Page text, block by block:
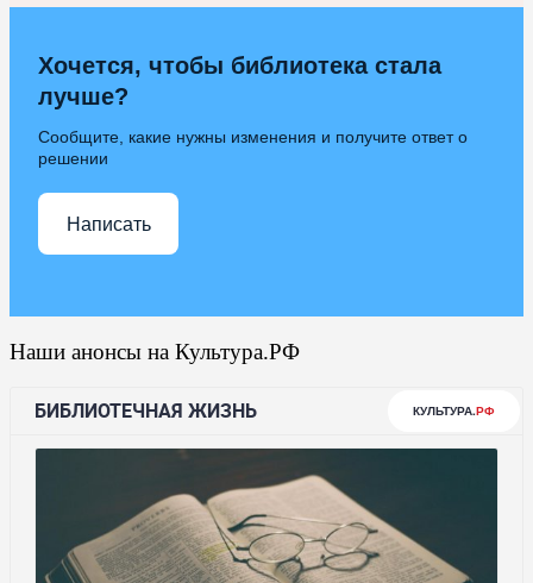
Хочется, чтобы библиотека стала
лучше?
Сообщите, какие нужны изменения и получите ответ о
решении
Написать
Наши анонсы на Культура.РФ